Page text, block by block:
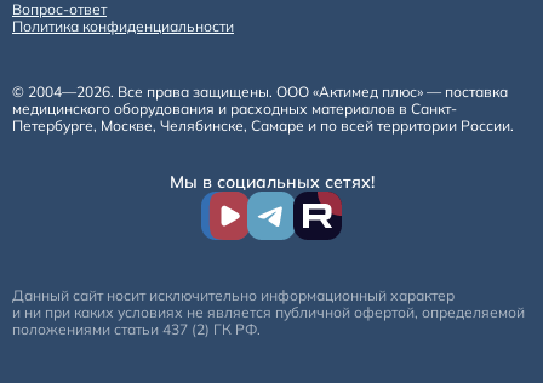
Вопрос-ответ
Политика конфиденциальности
© 2004—2026. Все права защищены. ООО «Актимед плюс» — поставка
медицинского оборудования и расходных материалов в Санкт-
Петербурге, Москве, Челябинске, Самаре и по всей территории России.
Мы в социальных сетях!
Данный сайт носит исключительно информационный характер
и ни при каких условиях не является публичной офертой, определяемой
положениями статьи 437 (2) ГК РФ.